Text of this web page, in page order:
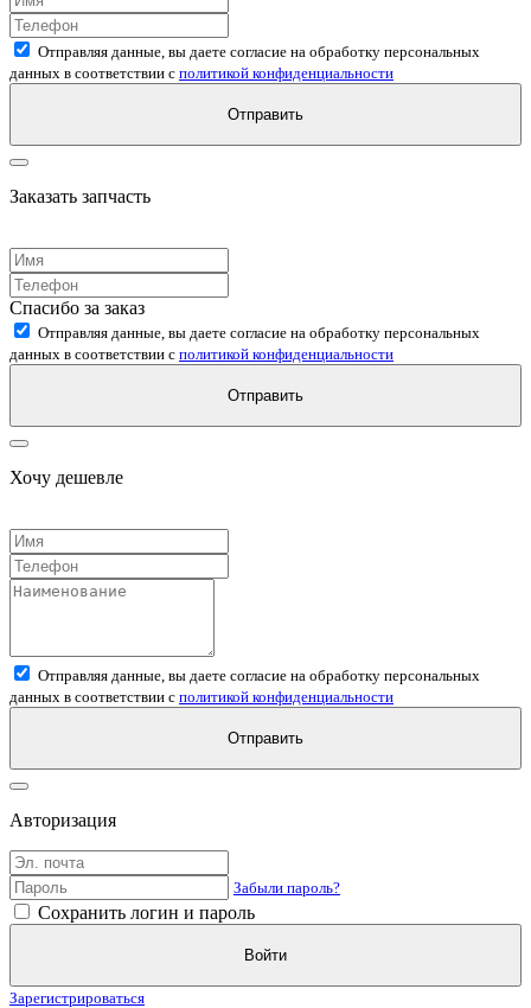
Отправляя данные, вы даете согласие на обработку персональных
данных в соответствии с политикой конфиденциальности
Отправить
Заказать запчасть
Спасибо за заказ
Отправляя данные, вы даете согласие на обработку персональных
данных в соответствии с политикой конфиденциальности
Отправить
Хочу дешевле
Отправляя данные, вы даете согласие на обработку персональных
данных в соответствии с политикой конфиденциальности
Отправить
Авторизация
Забыли пароль?
Сохранить логин и пароль
Войти
Зарегистрироваться